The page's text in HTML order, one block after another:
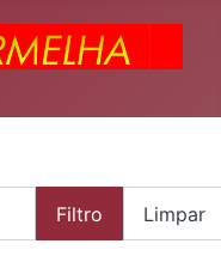
Filtro Limpar